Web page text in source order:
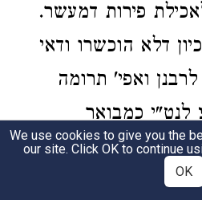
פירות דמעשר.
דלא הוכשרו ודאי
ואפי' תרומה
כמבואר
אה"ט הי"ג. ודבריהם
ומש"כ התוי"ט
We use cookies to give you the
our site. Click OK to continue
OK